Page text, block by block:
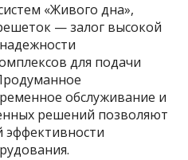
«Живого дна»,
— залог высокой
для подачи
обслуживание и
решений позволяют
эффективности